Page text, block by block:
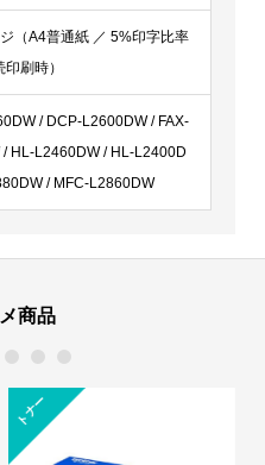
（A4普通紙 ／ 5%印字比率
刷時）
/ DCP-L2600DW / FAX-
/ HL-L2460DW / HL-L2400D
/ MFC-L2860DW
商品
4 5 6